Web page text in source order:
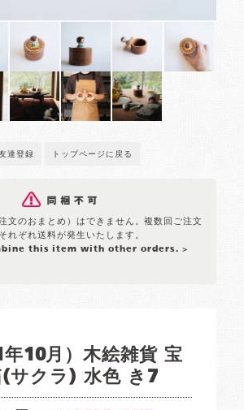
達登録 トップページに戻る
文のおまとめ）はできません。複数回ご注文
れぞれ送料が発生いたします。
this item with other orders. >
年10月）木絵雑貨 宝
(サクラ) 水色 き7